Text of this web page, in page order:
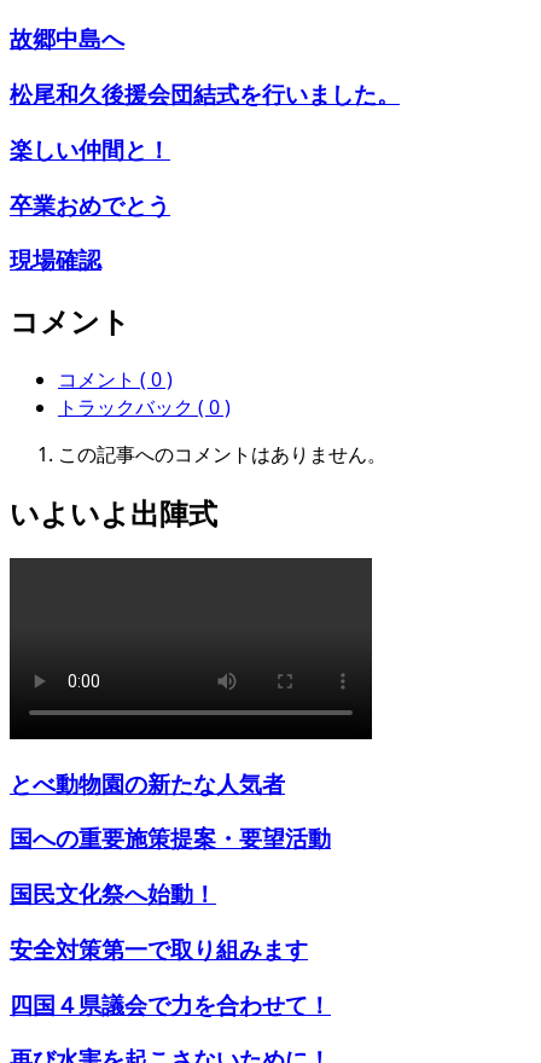
故郷中島へ
松尾和久後援会団結式を行いました。
楽しい仲間と！
卒業おめでとう
現場確認
コメント
コメント ( 0 )
トラックバック ( 0 )
この記事へのコメントはありません。
いよいよ出陣式
とべ動物園の新たな人気者
国への重要施策提案・要望活動
国民文化祭へ始動！
安全対策第一で取り組みます
四国４県議会で力を合わせて！